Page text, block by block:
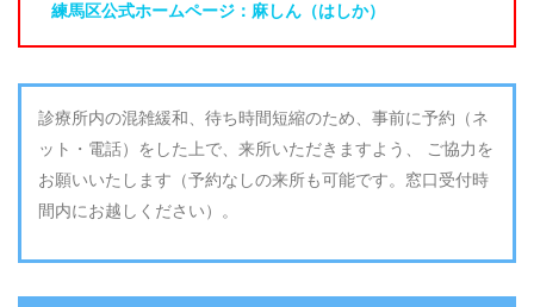
練馬区公式ホームページ：麻しん（はしか）
診療所内の混雑緩和、待ち時間短縮のため、事前に予約（ネ
ット・電話）をした上で、来所いただきますよう、 ご協力を
お願いいたします（予約なしの来所も可能です。窓口受付時
間内にお越しください）。